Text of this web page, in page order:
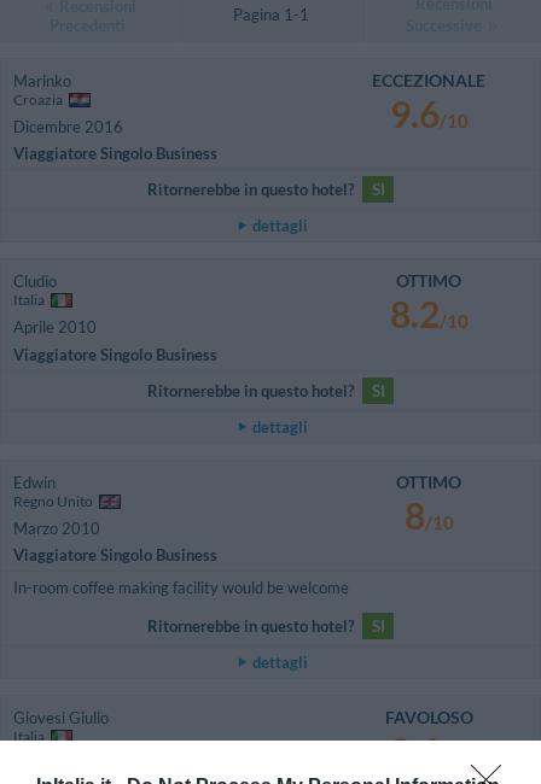
Pagina 1-1
Marinko
Croazia
Dicembre 2016
Viaggiatore Singolo Business
ECCEZIONALE
9.6/10
Ritornerebbe in questo hotel?
SI
dettagli
Cludio
Italia
Aprile 2010
Viaggiatore Singolo Business
OTTIMO
8.2/10
Ritornerebbe in questo hotel?
SI
dettagli
Edwin
Regno Unito
Marzo 2010
Viaggiatore Singolo Business
OTTIMO
8/10
In-room coffee making facility would be welcome
Ritornerebbe in questo hotel?
SI
dettagli
Giovesi Giulio
Italia
FAVOLOSO
8.6